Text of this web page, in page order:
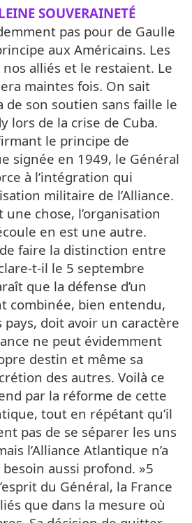
SOUVERAINETÉ
pas pour de Gaulle
aux Américains. Les
alliés et le restaient. Le
maintes fois. On sait
de son soutien sans faille le
lors de la crise de Cuba.
le principe de
signée en 1949, le Général
à l’intégration qui
militaire de l’Alliance.
une chose, l’organisation
en est une autre.
de faire la distinction entre
t-il le 5 septembre
que la défense d’un
combinée, bien entendu,
pays, doit avoir un caractère
ne peut évidemment
destin et même sa
des autres. Voilà ce
par la réforme de cette
tout en répétant qu’il
pas de se séparer les uns
l’Alliance Atlantique n’a
aussi profond. »5
du Général, la France
que dans la mesure où